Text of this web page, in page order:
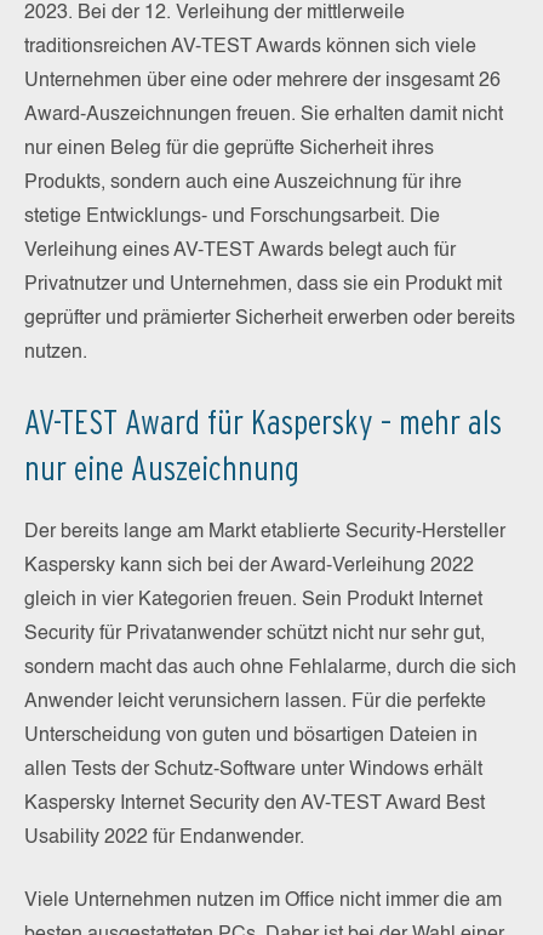
2023. Bei der 12. Verleihung der mittlerweile
traditionsreichen AV-TEST Awards können sich viele
Unternehmen über eine oder mehrere der insgesamt 26
Award-Auszeichnungen freuen. Sie erhalten damit nicht
nur einen Beleg für die geprüfte Sicherheit ihres
Produkts, sondern auch eine Auszeichnung für ihre
stetige Entwicklungs- und Forschungsarbeit. Die
Verleihung eines AV-TEST Awards belegt auch für
Privatnutzer und Unternehmen, dass sie ein Produkt mit
geprüfter und prämierter Sicherheit erwerben oder bereits
nutzen.
AV-TEST Award für Kaspersky – mehr als
nur eine Auszeichnung
Der bereits lange am Markt etablierte Security-Hersteller
Kaspersky kann sich bei der Award-Verleihung 2022
gleich in vier Kategorien freuen. Sein Produkt Internet
Security für Privatanwender schützt nicht nur sehr gut,
sondern macht das auch ohne Fehlalarme, durch die sich
Anwender leicht verunsichern lassen. Für die perfekte
Unterscheidung von guten und bösartigen Dateien in
allen Tests der Schutz-Software unter Windows erhält
Kaspersky Internet Security den AV-TEST Award Best
Usability 2022 für Endanwender.
Viele Unternehmen nutzen im Office nicht immer die am